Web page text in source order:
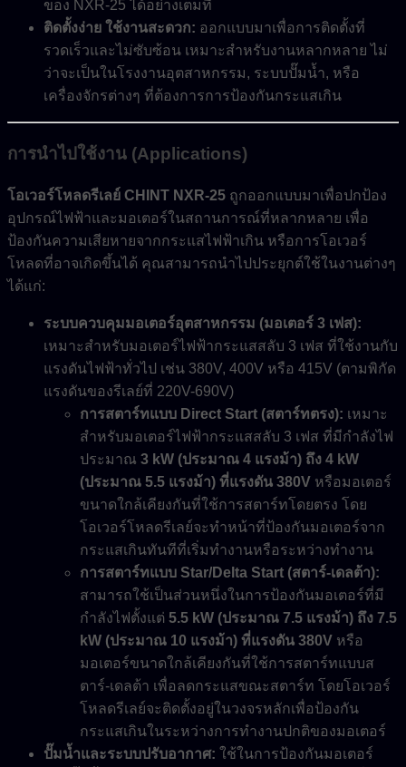
ของ NXR-25 ได้อย่างเต็มที่
ติดตั้งง่าย ใช้งานสะดวก: ออกแบบมาเพื่อการติดตั้งที่
รวดเร็วและไม่ซับซ้อน เหมาะสำหรับงานหลากหลาย ไม่
ว่าจะเป็นในโรงงานอุตสาหกรรม, ระบบปั๊มน้ำ, หรือ
เครื่องจักรต่างๆ ที่ต้องการการป้องกันกระแสเกิน
การนำไปใช้งาน (Applications)
โอเวอร์โหลดรีเลย์ CHINT NXR-25 ถูกออกแบบมาเพื่อปกป้อง
อุปกรณ์ไฟฟ้าและมอเตอร์ในสถานการณ์ที่หลากหลาย เพื่อ
ป้องกันความเสียหายจากกระแสไฟฟ้าเกิน หรือการโอเวอร์
โหลดที่อาจเกิดขึ้นได้ คุณสามารถนำไปประยุกต์ใช้ในงานต่างๆ
ได้แก่:
ระบบควบคุมมอเตอร์อุตสาหกรรม (มอเตอร์ 3 เฟส):
เหมาะสำหรับมอเตอร์ไฟฟ้ากระแสสลับ 3 เฟส ที่ใช้งานกับ
แรงดันไฟฟ้าทั่วไป เช่น 380V, 400V หรือ 415V (ตามพิกัด
แรงดันของรีเลย์ที่ 220V-690V)
การสตาร์ทแบบ Direct Start (สตาร์ทตรง): เหมาะ
สำหรับมอเตอร์ไฟฟ้ากระแสสลับ 3 เฟส ที่มีกำลังไฟ
ประมาณ 3 kW (ประมาณ 4 แรงม้า) ถึง 4 kW
(ประมาณ 5.5 แรงม้า) ที่แรงดัน 380V หรือมอเตอร์
ขนาดใกล้เคียงกันที่ใช้การสตาร์ทโดยตรง โดย
โอเวอร์โหลดรีเลย์จะทำหน้าที่ป้องกันมอเตอร์จาก
กระแสเกินทันทีที่เริ่มทำงานหรือระหว่างทำงาน
การสตาร์ทแบบ Star/Delta Start (สตาร์-เดลต้า):
สามารถใช้เป็นส่วนหนึ่งในการป้องกันมอเตอร์ที่มี
กำลังไฟตั้งแต่ 5.5 kW (ประมาณ 7.5 แรงม้า) ถึง 7.5
kW (ประมาณ 10 แรงม้า) ที่แรงดัน 380V หรือ
มอเตอร์ขนาดใกล้เคียงกันที่ใช้การสตาร์ทแบบส
ตาร์-เดลต้า เพื่อลดกระแสขณะสตาร์ท โดยโอเวอร์
โหลดรีเลย์จะติดตั้งอยู่ในวงจรหลักเพื่อป้องกัน
กระแสเกินในระหว่างการทำงานปกติของมอเตอร์
ปั๊มน้ำและระบบปรับอากาศ: ใช้ในการป้องกันมอเตอร์